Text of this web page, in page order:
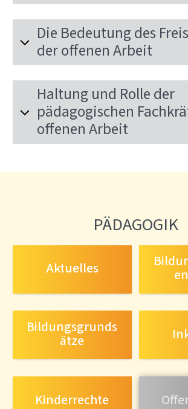
Die Bedeutung des
der offenen Arbeit
Haltung und Rolle der
pädagogischen
offenen Arbeit
PÄDAGOGIK
Aktuelles
Bildungsgrunds
ätze
Kinderrechte